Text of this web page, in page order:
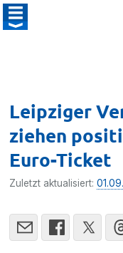
Leipziger
ziehen
Euro-Ticket
Zuletzt aktualisiert: